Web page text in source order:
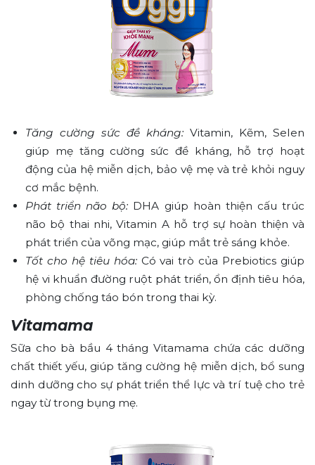
Tăng cường sức đề kháng: Vitamin, Kẽm, Selen
giúp mẹ tăng cường sức đề kháng, hỗ trợ hoạt
động của hệ miễn dịch, bảo vệ mẹ và trẻ khỏi nguy
cơ mắc bệnh.
Phát triển não bộ: DHA giúp hoàn thiện cấu trúc
não bộ thai nhi, Vitamin A hỗ trợ sự hoàn thiện và
phát triển của võng mạc, giúp mắt trẻ sáng khỏe.
Tốt cho hệ tiêu hóa:Có vai trò của Prebiotics giúp
hệ vi khuẩn đường ruột phát triển, ổn định tiêu hóa,
phòng chống táo bón trong thai kỳ.
Vitamama
Sữa cho bà bầu 4 tháng Vitamama chứa các dưỡng
chất thiết yếu, giúp tăng cường hệ miễn dịch, bổ sung
dinh dưỡng cho sự phát triển thể lực và trí tuệ cho trẻ
ngay từ trong bụng mẹ.